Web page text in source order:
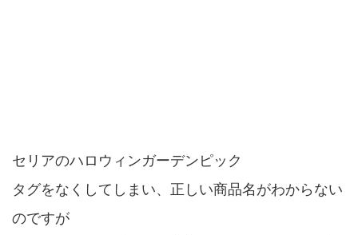
セリアのハロウィンガーデンピック
タグをなくしてしまい、正しい商品名がわからない
のですが